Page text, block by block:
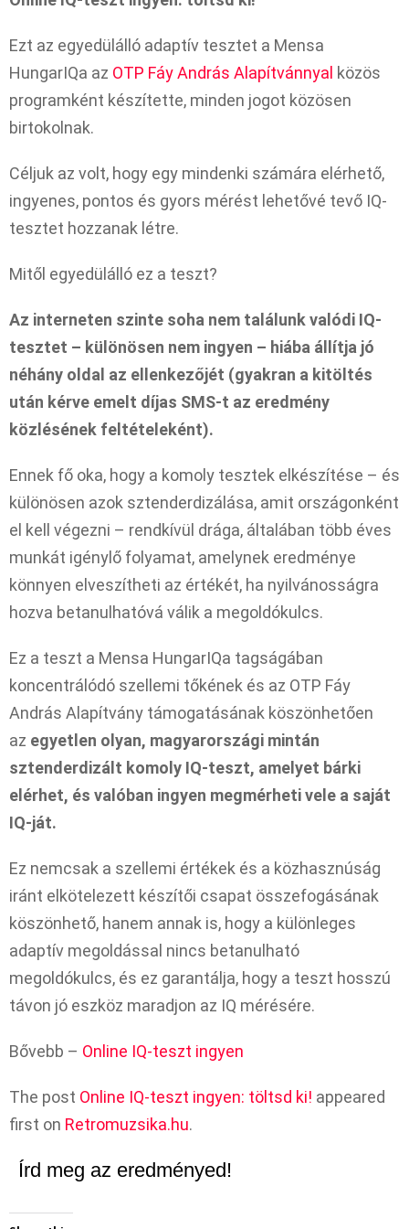
Ezt az egyedülálló adaptív tesztet a Mensa
HungarIQa az OTP Fáy András Alapítvánnyal közös
programként készítette, minden jogot közösen
birtokolnak.
Céljuk az volt, hogy egy mindenki számára elérhető,
ingyenes, pontos és gyors mérést lehetővé tevő IQ-
tesztet hozzanak létre.
Mitől egyedülálló ez a teszt?
Az interneten szinte soha nem találunk valódi IQ-
tesztet – különösen nem ingyen – hiába állítja jó
néhány oldal az ellenkezőjét (gyakran a kitöltés
után kérve emelt díjas SMS-t az eredmény
közlésének feltételeként).
Ennek fő oka, hogy a komoly tesztek elkészítése – és
különösen azok sztenderdizálása, amit országonként
el kell végezni – rendkívül drága, általában több éves
munkát igénylő folyamat, amelynek eredménye
könnyen elveszítheti az értékét, ha nyilvánosságra
hozva betanulhatóvá válik a megoldókulcs.
Ez a teszt a Mensa HungarIQa tagságában
koncentrálódó szellemi tőkének és az OTP Fáy
András Alapítvány támogatásának köszönhetően
az egyetlen olyan, magyarországi mintán
sztenderdizált komoly IQ-teszt, amelyet bárki
elérhet, és valóban ingyen megmérheti vele a saját
IQ-ját.
Ez nemcsak a szellemi értékek és a közhasznúság
iránt elkötelezett készítői csapat összefogásának
köszönhető, hanem annak is, hogy a különleges
adaptív megoldással nincs betanulható
megoldókulcs, és ez garantálja, hogy a teszt hosszú
távon jó eszköz maradjon az IQ mérésére.
Bővebb – Online IQ-teszt ingyen
The post Online IQ-teszt ingyen: töltsd ki! appeared
first on Retromuzsika.hu.
Írd meg az eredményed!